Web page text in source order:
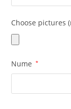
Choose pictures
Nume *